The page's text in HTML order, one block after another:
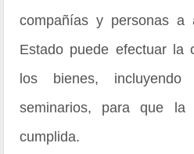
compañías y personas a
Estado puede efectuar la
los bienes, incluyendo
seminarios, para que la
cumplida.